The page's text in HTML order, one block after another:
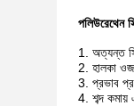
পলিউরেথেন
1. অত্যন্ত
2. হালকা
3. প্রভাব
4. শব্দ কমায়